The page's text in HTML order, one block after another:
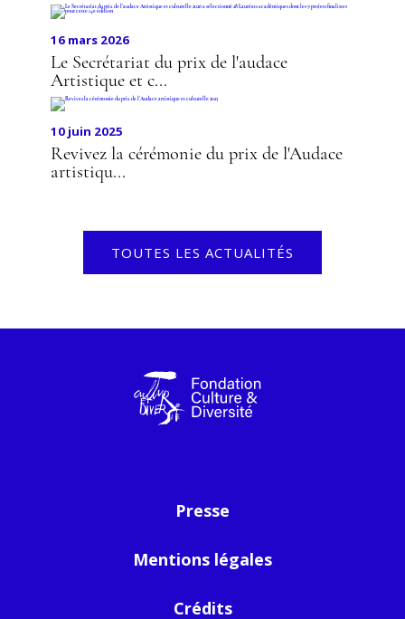
16 mars 2026
Le Secrétariat du prix de l'audace
Artistique et c...
10 juin 2025
Revivez la cérémonie du prix de l'Audace
artistiqu...
TOUTES LES ACTUALITÉS
Presse
Mentions légales
Crédits